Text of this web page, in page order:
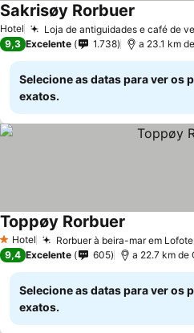
Hotel Loja de antiguidades e café de
Sakrisøy Rorbuer
9,3 Excelente 1.738 a 23.1 km
Selecione as datas para ver os
exatos.
1 Estrelas
Hotel Rorbuer à beira-mar em
Toppøy Rorbuer
9,4 Excelente 605 a 22.7 km de
Selecione as datas para ver os
exatos.